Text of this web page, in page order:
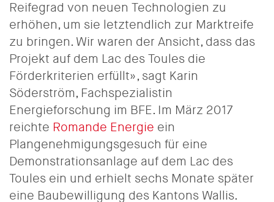
Reifegrad von neuen Technologien zu
erhöhen, um sie letztendlich zur Marktreife
zu bringen. Wir waren der Ansicht, dass das
Projekt auf dem Lac des Toules die
Förderkriterien erfüllt», sagt Karin
Söderström, Fachspezialistin
Energieforschung im BFE. Im März 2017
reichte Romande Energie ein
Plangenehmigungsgesuch für eine
Demonstrationsanlage auf dem Lac des
Toules ein und erhielt sechs Monate später
eine Baubewilligung des Kantons Wallis.